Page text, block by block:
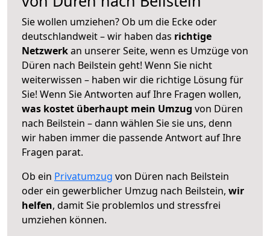
Sie wollen umziehen? Ob um die Ecke oder
deutschlandweit – wir haben das richtige
Netzwerkan unserer Seite, wenn es Umzüge von
Düren nach Beilstein geht! Wenn Sie nicht
weiterwissen – haben wir die richtige Lösung für
Sie! Wenn Sie Antworten auf Ihre Fragen wollen,
was kostet überhaupt mein Umzug von Düren
nach Beilstein – dann wählen Sie sie uns, denn
wir haben immer die passende Antwort auf Ihre
Fragen parat.
Ob ein Privatumzug von Düren nach Beilstein
oder ein gewerblicher Umzug nach Beilstein, wir
helfen, damit Sie problemlos und stressfrei
umziehen können.